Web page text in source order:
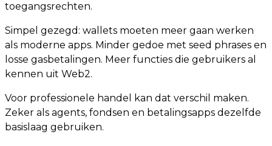
toegangsrechten.
Simpel gezegd: wallets moeten meer gaan werken
als moderne apps. Minder gedoe met seed phrases en
losse gasbetalingen. Meer functies die gebruikers al
kennen uit Web2.
Voor professionele handel kan dat verschil maken.
Zeker als agents, fondsen en betalingsapps dezelfde
basislaag gebruiken.